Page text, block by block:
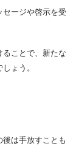
ージや啓示を受
ことで、新たな
ょう。
後は手放すことも